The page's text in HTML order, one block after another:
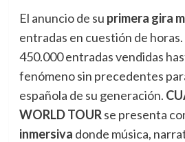
El anuncio de su primera gira
entradas en cuestión de
450.000 entradas vendidas
fenómeno sin precedentes
española de su generación.
WORLD TOURse presenta
inmersiva donde música,